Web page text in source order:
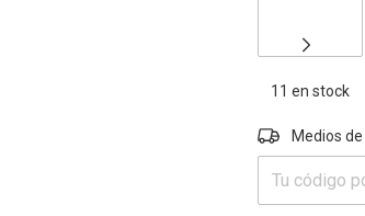
11 en stock
Entregas para
Medios